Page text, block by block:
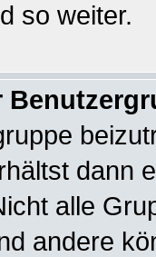
so weiter.
dann
alle
andere